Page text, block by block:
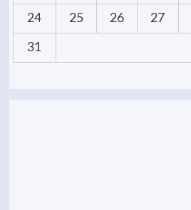
24 25 26 27
31